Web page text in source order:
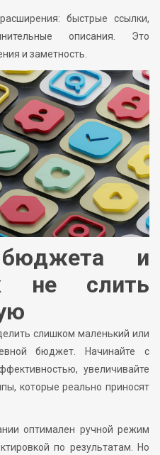
быстрые ссылки,
описания. Это
и заметность.
бюджета и
не слить
слишком маленький или
бюджет. Начинайте с
увеличивайте
которые реально приносят
оптимален ручной режим
по результатам. Но